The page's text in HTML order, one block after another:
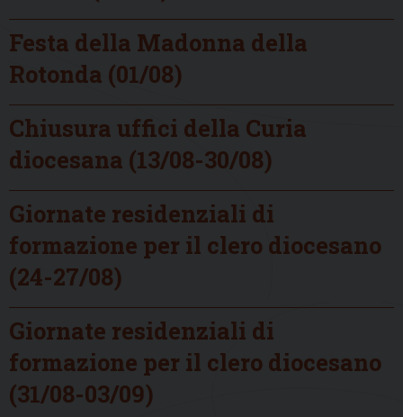
Festa della Madonna della
Rotonda (01/08)
Chiusura uffici della Curia
diocesana (13/08-30/08)
Giornate residenziali di
formazione per il clero diocesano
(24-27/08)
Giornate residenziali di
formazione per il clero diocesano
(31/08-03/09)